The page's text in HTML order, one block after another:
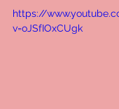
https://
v=oJSfIOxCUgk